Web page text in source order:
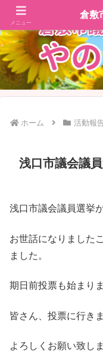
ホーム 活動報
浅口市議会議
浅口市議会議員選挙
お世話になりました
ました。
期日前投票も始まり
皆さん、投票に行き
よろしくお願い致しま
メニュー
倉敷